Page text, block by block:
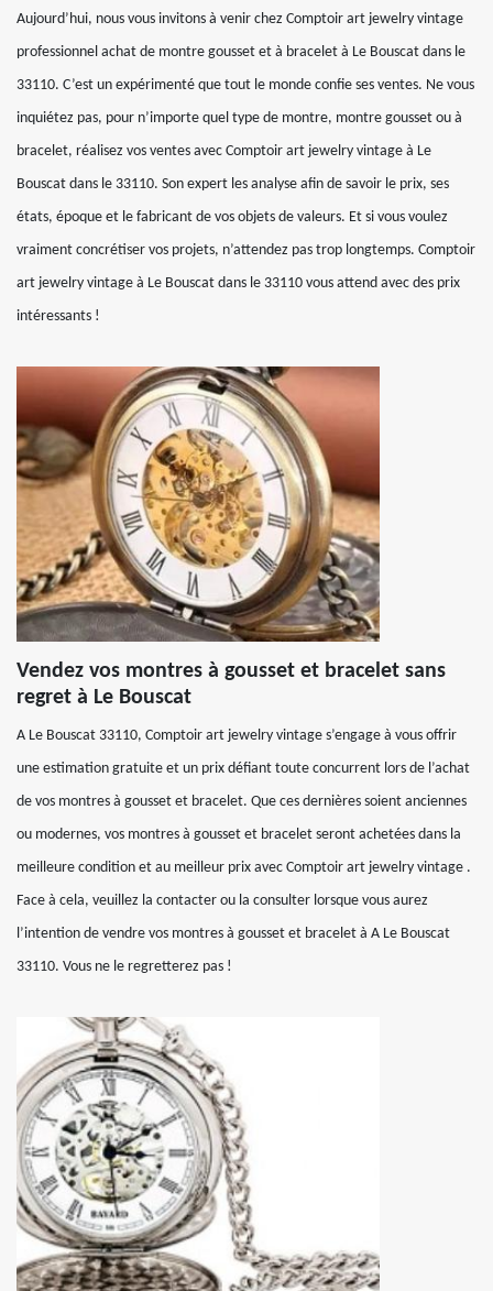
Aujourd’hui, nous vous invitons à venir chez Comptoir art jewelry vintage
professionnel achat de montre gousset et à bracelet à Le Bouscat dans le
33110. C’est un expérimenté que tout le monde confie ses ventes. Ne vous
inquiétez pas, pour n’importe quel type de montre, montre gousset ou à
bracelet, réalisez vos ventes avec Comptoir art jewelry vintage à Le
Bouscat dans le 33110. Son expert les analyse afin de savoir le prix, ses
états, époque et le fabricant de vos objets de valeurs. Et si vous voulez
vraiment concrétiser vos projets, n’attendez pas trop longtemps. Comptoir
art jewelry vintage à Le Bouscat dans le 33110 vous attend avec des prix
intéressants !
Vendez vos montres à gousset et bracelet sans
regret à Le Bouscat
A Le Bouscat 33110, Comptoir art jewelry vintage s’engage à vous offrir
une estimation gratuite et un prix défiant toute concurrent lors de l’achat
de vos montres à gousset et bracelet. Que ces dernières soient anciennes
ou modernes, vos montres à gousset et bracelet seront achetées dans la
meilleure condition et au meilleur prix avec Comptoir art jewelry vintage .
Face à cela, veuillez la contacter ou la consulter lorsque vous aurez
l’intention de vendre vos montres à gousset et bracelet à A Le Bouscat
33110. Vous ne le regretterez pas !